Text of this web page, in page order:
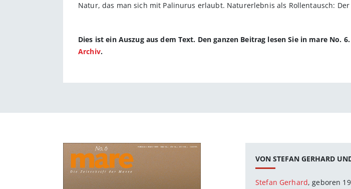
Natur, das man sich mit Palinurus erlaubt. Naturerlebnis als Rollentausch:
Dies ist ein Auszug aus dem Text. Den ganzen Beitrag lesen Sie in mare
Archiv.
VON STEFAN GERHARD
Stefan Gerhard, geboren